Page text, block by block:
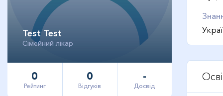
Test Test
Сімейний лікар
0
Рейтинг
0
Відгуків
-
Досвід